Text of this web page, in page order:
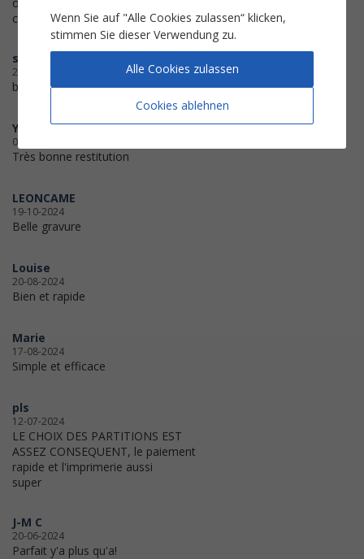
chanson !!
serge
29-11-2024
belle partition
Yann33
05-11-2024
Très bonne restitution
LEONCAME
19-10-2024
Belle gravure
Louise
20-08-2024
Bien et rapide
Marie
17-08-2024
Simple et efficace
pls
12-07-2024
LE CHOIX DES PARTITIONS EST
ASSEZ CONSEQUENT, le paiement
rapide et l'imprimerie aussi
super
J-M C
20-06-2024
Parfait y'a plus qu'a!
Wenn Sie auf "Alle Cookies zulassen“ klicken,
stimmen Sie dieser Verwendung zu.
Cookies ablehnen
Alle Cookies zulassen